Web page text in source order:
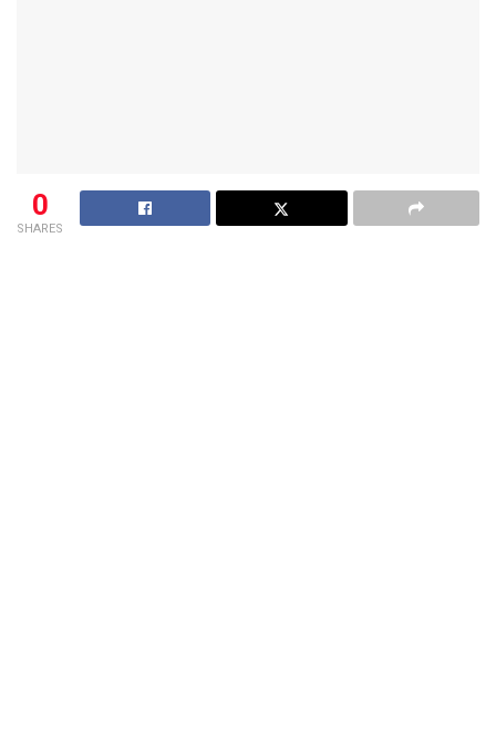
0
SHARES